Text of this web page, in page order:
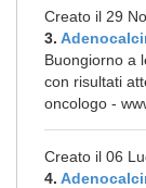
Creato il 29
3.
Buongiorno a
con risultati
oncologo -
Creato il 06
4.